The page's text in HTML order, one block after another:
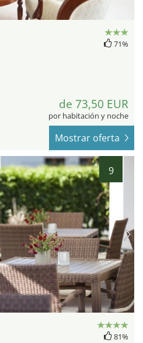
71%
de 73,50 EUR
por habitación y noche
Mostrar oferta
9
81%